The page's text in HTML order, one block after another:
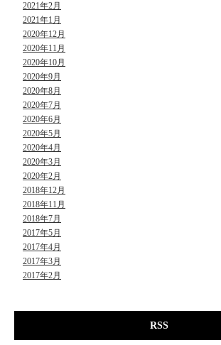
2021年2月
2021年1月
2020年12月
2020年11月
2020年10月
2020年9月
2020年8月
2020年7月
2020年6月
2020年5月
2020年4月
2020年3月
2020年2月
2018年12月
2018年11月
2018年7月
2017年5月
2017年4月
2017年3月
2017年2月
RSS